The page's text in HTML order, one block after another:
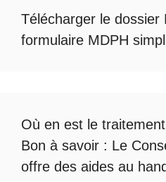
Télécharger le dossier
formulaire MDPH
Où en est le
Bon à savoir : Le
offre des aides au